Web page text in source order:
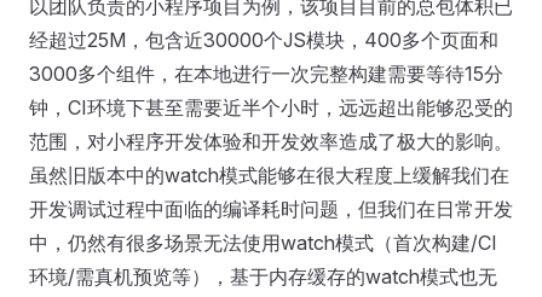
以团队负责的小程序项目为例，该项目目前的总包体积已
经超过25M，包含近30000个JS模块，400多个页面和
3000多个组件，在本地进行一次完整构建需要等待15分
钟，CI环境下甚至需要近半个小时，远远超出能够忍受的
范围，对小程序开发体验和开发效率造成了极大的影响。
虽然旧版本中的watch模式能够在很大程度上缓解我们在
开发调试过程中面临的编译耗时问题，但我们在日常开发
中，仍然有很多场景无法使用watch模式（首次构建/CI
环境/需真机预览等），基于内存缓存的watch模式也无